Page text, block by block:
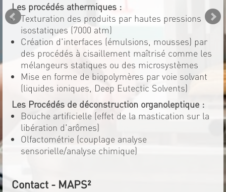
Les procédés athermiques :
Texturation des produits par hautes pressions
isostatiques (7000 atm)
Création d'interfaces (émulsions, mousses) par
des procédés à cisaillement maîtrisé comme les
mélangeurs statiques ou des microsystèmes
Mise en forme de biopolymères par voie solvant
(liquides ioniques, Deep Eutectic Solvents)
Les Procédés de déconstruction organoleptique :
Bouche artificielle (effet de la mastication sur la
libération d'arômes)
Olfactométrie (couplage analyse
sensorielle/analyse chimique)
Contact - MAPS²